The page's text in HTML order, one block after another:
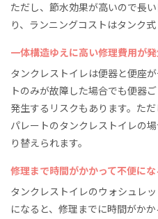
ただし、節水効果が高いので長
り、ランニングコストはタンク
一体構造ゆえに高い修理費用が
タンクレストイレは便器と便座
トのみが故障した場合でも便器
発生するリスクもあります。た
パレートのタンクレストイレの
り替えられます。
修理まで時間がかかって不便に
タンクレストイレのウォシュレ
になると、修理までに時間がか